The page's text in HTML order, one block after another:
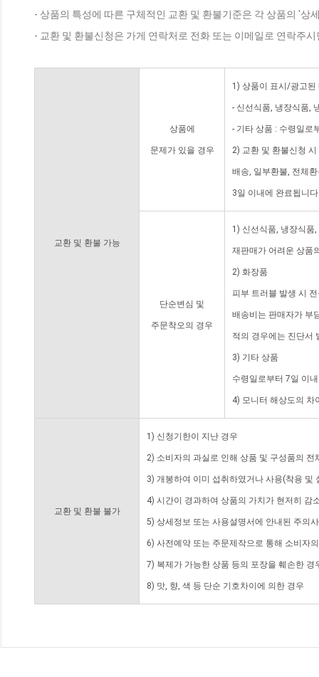
- 상품의 특성에 따른 구체적인 교환 및 환불기준은 각 상품의 '상
- 교환 및 환불신청은 가게 연락처로 전화 또는 이메일로 연락주
교환 및 환불 가능
상품에
문제가 있을 경우
1) 상품이 표시/광고된
- 신선식품, 냉장식품,
- 기타 상품 : 수령일로
2) 교환 및 환불신청
배송, 일부환불, 전체
3일 이내에 완료됩니
단순변심 및
주문착오의 경우
1) 신선식품, 냉장식품
재판매가 어려운 상품
2) 화장품
피부 트러블 발생 시
배송비는 판매자가 부
적의 경우에는 진단서
3) 기타 상품
수령일로부터 7일 이
4) 모니터 해상도의 차
교환 및 환불 불가
1) 신청기한이 지난 경우
2) 소비자의 과실로 인해 상품 및 구성품의
3) 개봉하여 이미 섭취하였거나 사용(착용 및
4) 시간이 경과하여 상품의 가치가 현저히 감
5) 상세정보 또는 사용설명서에 안내된 주의
6) 사전예약 또는 주문제작으로 통해 소비자
7) 복제가 가능한 상품 등의 포장을 훼손한 경
8) 맛, 향, 색 등 단순 기호차이에 의한 경우